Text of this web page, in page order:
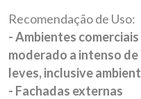
Recomendação de Uso:
- Ambientes
moderado a intenso
leves, inclusive
- Fachadas externas